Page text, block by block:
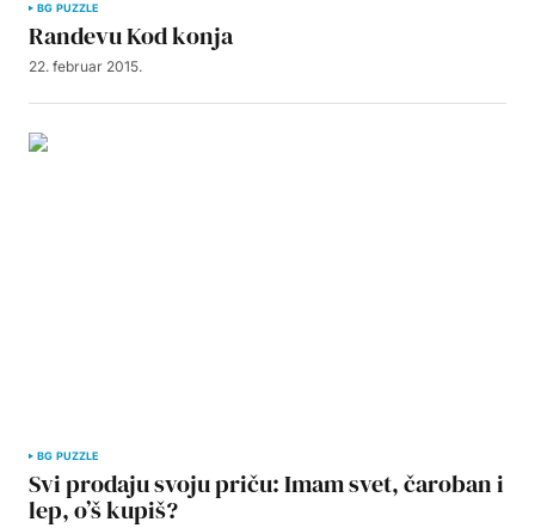
BG PUZZLE
Randevu Kod konja
22. februar 2015.
BG PUZZLE
Svi prodaju svoju priču: Imam svet, čaroban i
lep, o’š kupiš?